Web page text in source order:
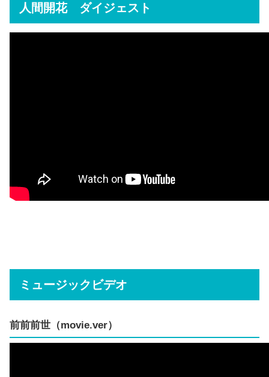
人間開花 ダイジェスト
ミュージックビデオ
前前前世（movie.ver）